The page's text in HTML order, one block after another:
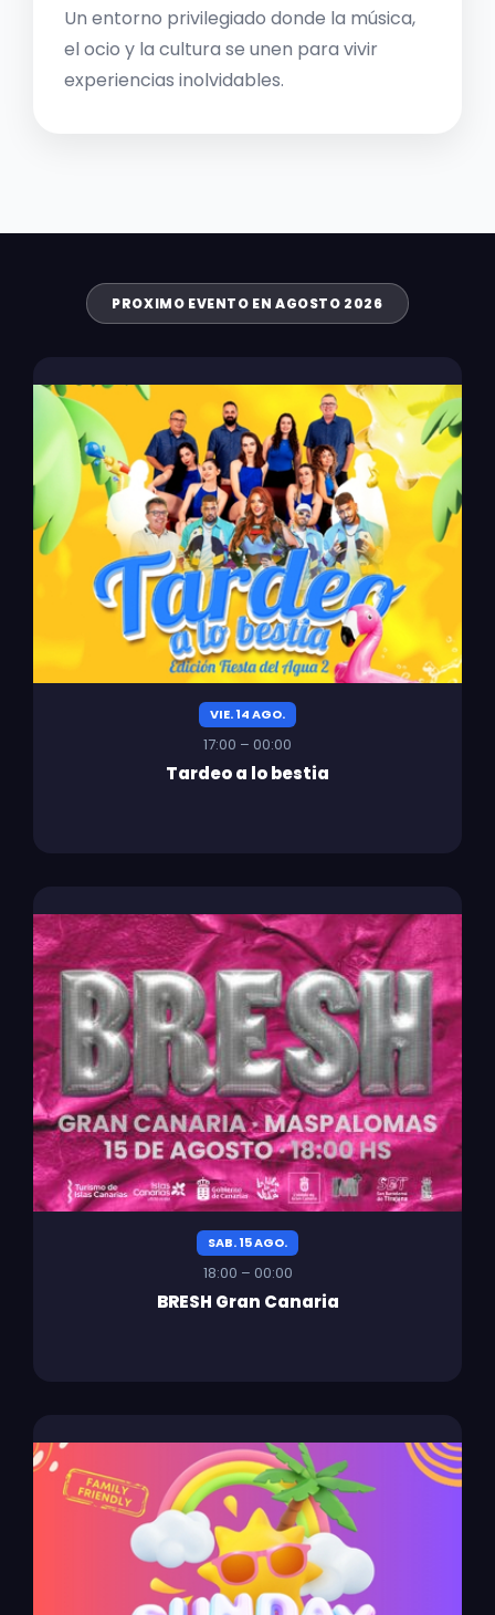
Un entorno privilegiado donde la música,
el ocio y la cultura se unen para vivir
experiencias inolvidables.
PROXIMO EVENTO EN AGOSTO 2026
VIE. 14 AGO.
17:00 – 00:00
Tardeo a lo bestia
SAB. 15 AGO.
18:00 – 00:00
BRESH Gran Canaria